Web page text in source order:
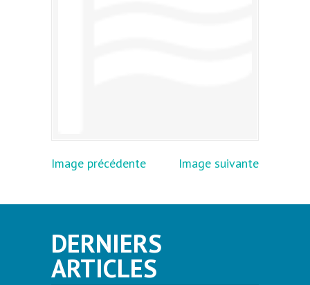
Image précédente Image suivante
DERNIERS
ARTICLES